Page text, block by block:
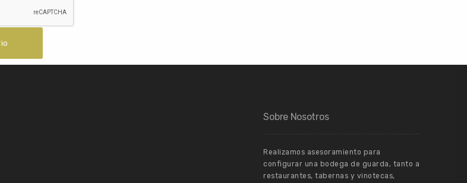
Sobre Nosotros
Realizamos asesoramiento para
configurar una bodega de guarda, tanto a
restaurantes, tabernas y vinotecas,